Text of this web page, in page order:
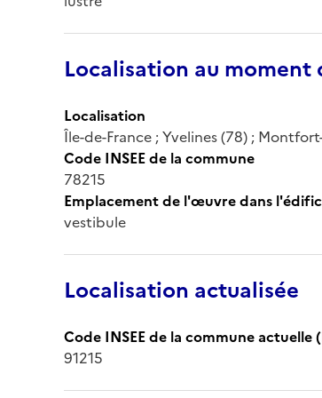
Localisation au
Localisation
Île-de-France ; Yvelines (78) ;
Code INSEE de la commune
78215
Emplacement de l'œuvre dans
vestibule
Localisation actualisée
Code INSEE de la commune actuelle
91215